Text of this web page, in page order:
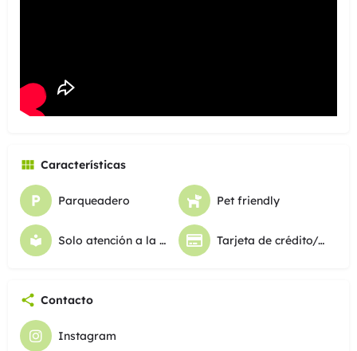
Características
Parqueadero Pet friendly
Solo atención a la mesa Tarjeta de crédito/debito
Contacto
Instagram